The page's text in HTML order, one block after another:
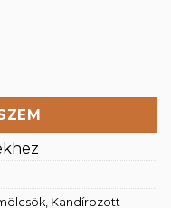
mennyiség
Kandírozott